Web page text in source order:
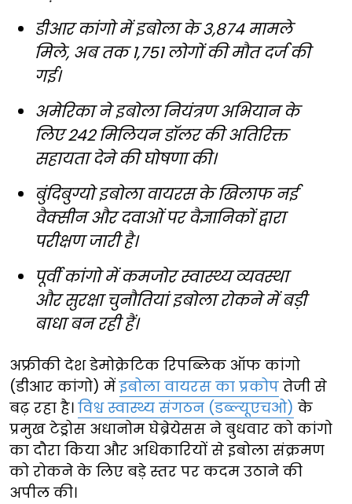
डीआर कांगो में इबोला के 3,874 मामले
मिले, अब तक 1,751 लोगों की मौत दर्ज की
गई।
अमेरिका ने इबोला नियंत्रण अभियान के
लिए 242 मिलियन डॉलर की अतिरिक्त
सहायता देने की घोषणा की।
बुंदिबुग्यो इबोला वायरस के खिलाफ नई
वैक्सीन और दवाओं पर वैज्ञानिकों द्वारा
परीक्षण जारी है।
पूर्वी कांगो में कमजोर स्वास्थ्य व्यवस्था
और सुरक्षा चुनौतियां इबोला रोकने में बड़ी
बाधा बन रही हैं।
अफ्रीकी देश डेमोक्रेटिक रिपब्लिक ऑफ कांगो
(डीआर कांगो) मेंइबोला वायरस का प्रकोप तेजी से
बढ़ रहा है। विश्व स्वास्थ्य संगठन (डब्ल्यूएचओ) के
प्रमुख टेड्रोस अधानोम घेब्रेयेसस ने बुधवार को कांगो
का दौरा किया और अधिकारियों से इबोला संक्रमण
को रोकने के लिए बड़े स्तर पर कदम उठाने की
अपील की।